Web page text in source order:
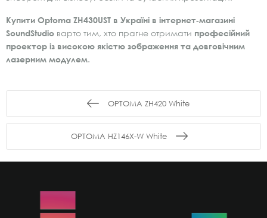
Купити Optoma ZH430UST в Україні в інтернет‑магазині
SoundStudio варто тим, хто прагне отримати професійний
проектор із високою якістю зображення та довговічним
лазерним модулем.
OPTOMA ZH420 White
OPTOMA HZ146X-W White